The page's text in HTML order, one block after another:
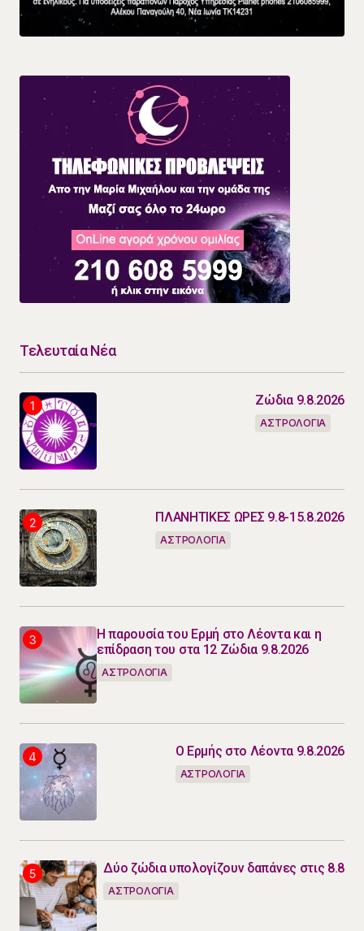
Τελευταία Νέα
Ζώδια 9.8.2026
ΑΣΤΡΟΛΟΓΙΑ
ΠΛΑΝΗΤΙΚΕΣ ΩΡΕΣ 9.8-15.8.2026
ΑΣΤΡΟΛΟΓΙΑ
Η παρουσία του Ερμή στο Λέοντα και η
επίδραση του στα 12 Ζώδια 9.8.2026
ΑΣΤΡΟΛΟΓΙΑ
Ο Ερμής στο Λέοντα 9.8.2026
ΑΣΤΡΟΛΟΓΙΑ
Δύο ζώδια υπολογίζουν δαπάνες στις 8.8
ΑΣΤΡΟΛΟΓΙΑ